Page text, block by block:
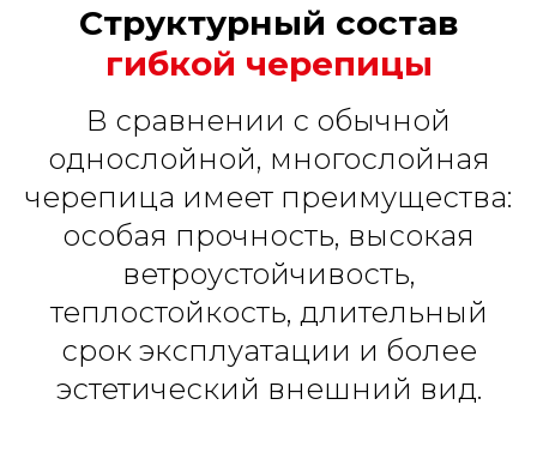
Структурный состав
гибкой черепицы
В сравнении с обычной
однослойной, многослойная
черепица имеет преимущества:
особая прочность, высокая
ветроустойчивость,
теплостойкость, длительный
срок эксплуатации и более
эстетический внешний вид.